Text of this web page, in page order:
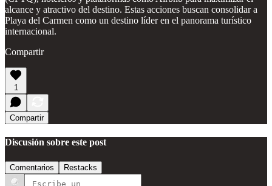
alcance y atractivo del destino. Estas acciones buscan consolidar a
Playa del Carmen como un destino líder en el panorama turístico
internacional.
Compartir
1
Compartir
Discusión sobre este post
Comentarios Restacks